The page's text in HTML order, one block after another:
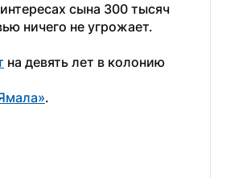
сына 300 тысяч
ничего не угрожает.
на девять лет в колонию
.